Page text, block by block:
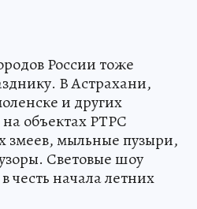
России тоже
В Астрахани,
и других
объектах РТРС
змеев, мыльные пузыри,
Световые шоу
честь начала летних